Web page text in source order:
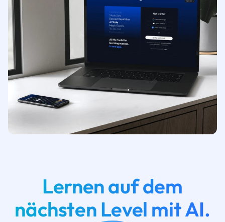
Lernen auf dem
nächsten Level mit AI.